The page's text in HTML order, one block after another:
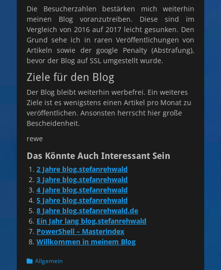
Die Besucherzahlen bestärken mich weiterhin
meinen Blog voranzutreiben. Diese sind im
Vergleich von 2016 auf 2017 leicht gesunken. Den
Grund sehe ich in raren Veröffentlichungen von
Artikeln sowie der google Penalty (Abstrafung),
bevor der Blog auf SSL umgestellt wurde.
Ziele für den Blog
Der Blog bleibt weiterhin werbefrei. Ein weiteres
Ziele ist es wenigstens einen Artikel pro Monat zu
veröffentlichen. Ansonsten herrscht hier große
Bescheidenheit.
rewe
Das Könnte Auch Interessant Sein
2 Jahre blog.stefanrehwald
3 Jahre blog.stefanrehwald
4 Jahre blog.stefanrehwald
5 Jahre blog.stefanrehwald
8 Jahre blog.stefanrehwald.de
Ein Jahr lang blog.stefanrehwald
PowerShell – Masterindex
Willkommen in meinem Blog
Kategorien
Allgemein